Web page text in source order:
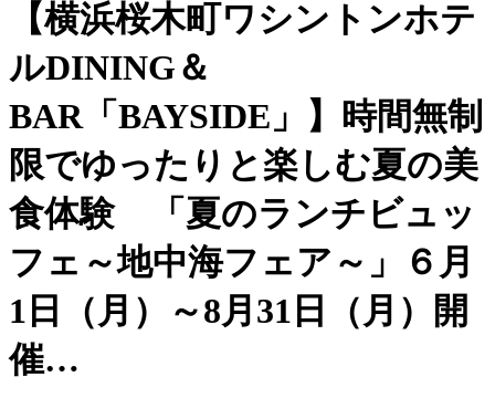
【横浜桜木町ワシントンホテ
ルDINING＆
BAR「BAYSIDE」】時間無制
限でゆったりと楽しむ夏の美
食体験 「夏のランチビュッ
フェ～地中海フェア～」６月
1日（月）～8月31日（月）開
催…